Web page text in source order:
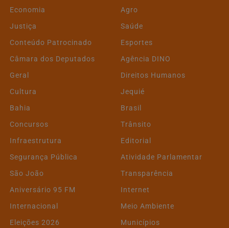
Economia
Agro
Justiça
Saúde
Conteúdo Patrocinado
Esportes
Câmara dos Deputados
Agência DINO
Geral
Direitos Humanos
Cultura
Jequié
Bahia
Brasil
Concursos
Trânsito
Infraestrutura
Editorial
Segurança Pública
Atividade Parlamentar
São João
Transparência
Aniversário 95 FM
Internet
Internacional
Meio Ambiente
Eleições 2026
Municípios